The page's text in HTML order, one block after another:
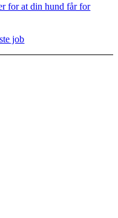
for at din hund får for
job